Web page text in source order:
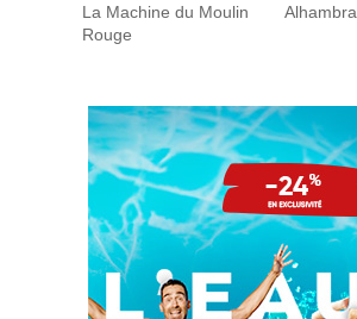
La Machine du Moulin
Rouge
Alhambra